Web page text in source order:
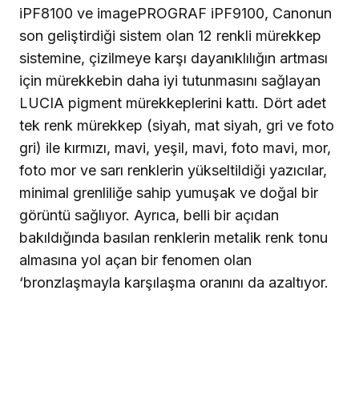
iPF8100 ve imagePROGRAF iPF9100, Canonun
son geliştirdiği sistem olan 12 renkli mürekkep
sistemine, çizilmeye karşı dayanıklılığın artması
için mürekkebin daha iyi tutunmasını sağlayan
LUCIA pigment mürekkeplerini kattı. Dört adet
tek renk mürekkep (siyah, mat siyah, gri ve foto
gri) ile kırmızı, mavi, yeşil, mavi, foto mavi, mor,
foto mor ve sarı renklerin yükseltildiği yazıcılar,
minimal grenliliğe sahip yumuşak ve doğal bir
görüntü sağlıyor. Ayrıca, belli bir açıdan
bakıldığında basılan renklerin metalik renk tonu
almasına yol açan bir fenomen olan
‘bronzlaşmayla karşılaşma oranını da azaltıyor.